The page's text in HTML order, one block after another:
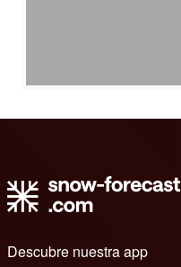
Descubre nuestra app